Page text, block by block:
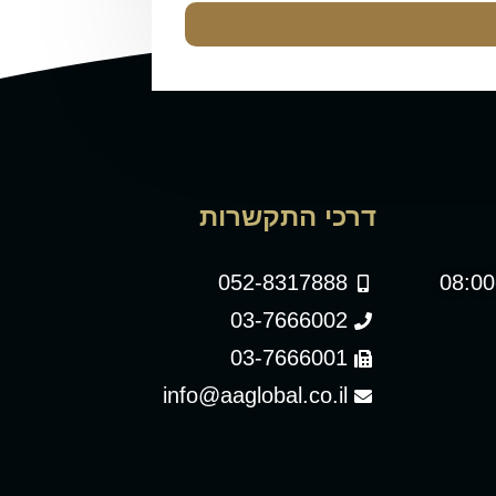
דרכי התקשרות
052-8317888
03-7666002
03-7666001
info@aaglobal.co.il